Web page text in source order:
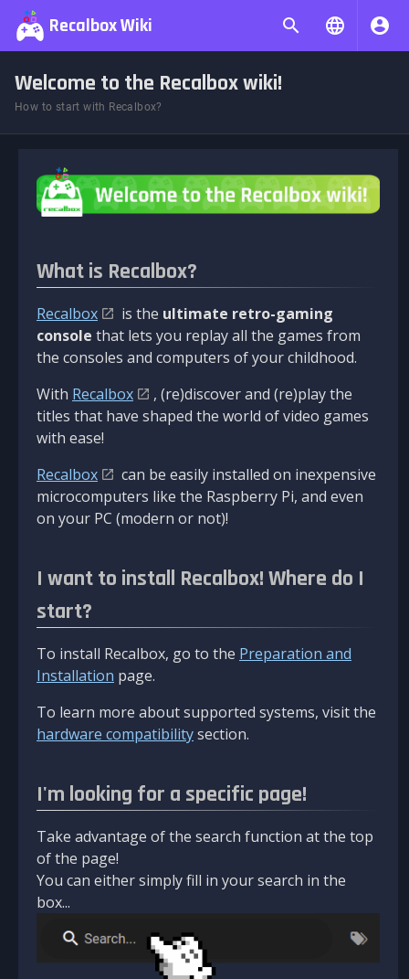
Recalbox Wiki
Welcome to the Recalbox wiki!
How to start with Recalbox?
What is Recalbox?
Recalbox is the ultimate retro-gaming
console that lets you replay all the games from
the consoles and computers of your childhood.
With Recalbox
, (re)discover and (re)play the
titles that have shaped the world of video games
with ease!
Recalbox
can be easily installed on inexpensive
microcomputers like the Raspberry Pi, and even
on your PC (modern or not)!
I want to install Recalbox! Where do I
start?
To install Recalbox, go to the Preparation and
Installation page.
To learn more about supported systems, visit the
hardware compatibilitysection.
I'm looking for a specific page!
Take advantage of the search function at the top
of the page!
You can either simply fill in your search in the
box...